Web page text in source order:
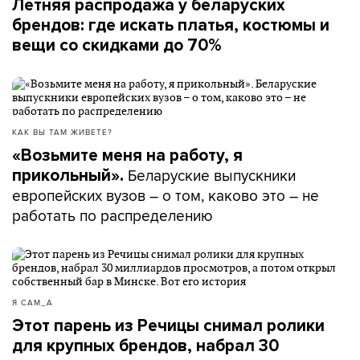
получить какой-то результат положительный, то
тебе придется для этого очень хорошо поработать.
И это будет не наказание.
Вы подарили ребенку телефон. Это его личная
вещь. Как ты можешь его забрать? Ну вот я сейчас
приду, не знаю там, к соседке и заберу у нее
телефон. Действие-то будет одно совершенно.
– Жене уже 11 лет. И я считаю, что в этом возрасте
уже должны быть какие-то обязанности у ребенка –
допустим, дома, – говорит Татьяна Артимович. – Ту
же свою кровать он должен застилать хотя бы за
собой. Убрать одежду за собой он должен.
Летняя распродажа у беларуских
брендов: где искать платья, костюмы и
вещи со скидками до 70%
КАК ВЫ ТАМ ЖИВЕТЕ?
«Возьмите меня на работу, я
прикольный». Беларуские выпускники
европейских вузов – о том, каково это – не
работать по распределению
Я САМ_А
Этот парень из Речицы снимал ролики
для крупных брендов, набрал 30